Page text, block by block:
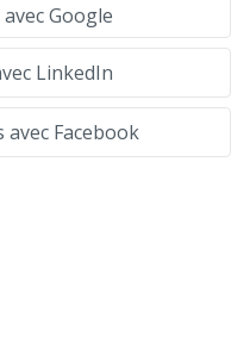
Google
LinkedIn
Facebook